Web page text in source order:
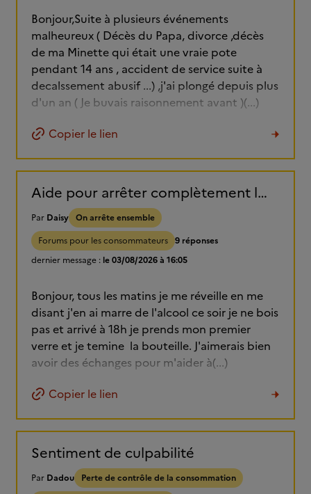
Bonjour,Suite à plusieurs événements
malheureux ( Décès du Papa, divorce ,décès
de ma Minette qui était une vraie pote
pendant 14 ans , accident de service suite à
decalssement abusif ...) ,j'ai plongé depuis plus
d'un an ( Je buvais raisonnement avant )(...)
Copier le lien
Aide pour arrêter complètement l'alcool.
Par Daisy On arrête ensemble
Forums pour les consommateurs 9 réponses
dernier message : le 03/08/2026 à 16:05
Bonjour, tous les matins je me réveille en me
disant j'en ai marre de l'alcool ce soir je ne bois
pas et arrivé à 18h je prends mon premier
verre et je temine la bouteille. J'aimerais bien
avoir des échanges pour m'aider à(...)
Copier le lien
Sentiment de culpabilité
Par Dadou
Perte de contrôle de la consommation